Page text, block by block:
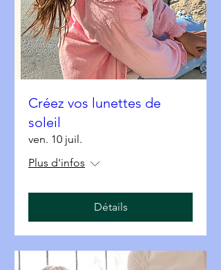
Créez vos lunettes de
soleil
ven. 10 juil.
Plus d'infos
Détails